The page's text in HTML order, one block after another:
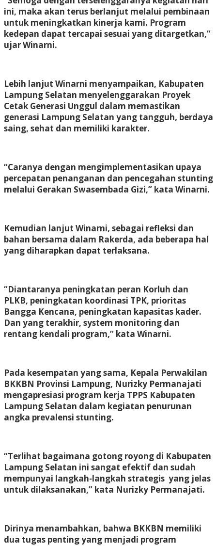
ini, maka akan terus berlanjut melalui pembinaan
untuk meningkatkan kinerja kami. Program
kedepan dapat tercapai sesuai yang ditargetkan,”
ujar Winarni.
Lebih lanjut Winarni menyampaikan, Kabupaten
Lampung Selatan menyelenggarakan Proyek
Cetak Generasi Unggul dalam memastikan
generasi Lampung Selatan yang tangguh, berdaya
saing, sehat dan memiliki karakter.
“Caranya dengan mengimplementasikan upaya
percepatan penanganan dan pencegahan stunting
melalui Gerakan Swasembada Gizi,” kata Winarni.
Kemudian lanjut Winarni, sebagai refleksi dan
bahan bersama dalam Rakerda, ada beberapa hal
yang diharapkan dapat terlaksana.
“Diantaranya peningkatan peran Korluh dan
PLKB, peningkatan koordinasi TPK, prioritas
Bangga Kencana, peningkatan kapasitas kader.
Dan yang terakhir, system monitoring dan
rentang kendali program,” kata Winarni.
Pada kesempatan yang sama, Kepala Perwakilan
BKKBN Provinsi Lampung, Nurizky Permanajati
mengapresiasi program kerja TPPS Kabupaten
Lampung Selatan dalam kegiatan penurunan
angka prevalensi stunting.
“Terlihat bagaimana gotong royong di Kabupaten
Lampung Selatan ini sangat efektif dan sudah
mempunyai langkah-langkah strategis yang jelas
untuk dilaksanakan,” kata Nurizky Permanajati.
Dirinya menambahkan, bahwa BKKBN memiliki
dua tugas penting yang menjadi program